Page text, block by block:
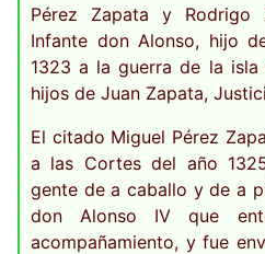
Pérez Zapata y
Infante don Alonso, hijo
1323 a la guerra de la isla
hijos de Juan Zapata,
El citado Miguel Pérez
a las Cortes del año
gente de a caballo y de a
don Alonso IV que
acompañamiento, y fue